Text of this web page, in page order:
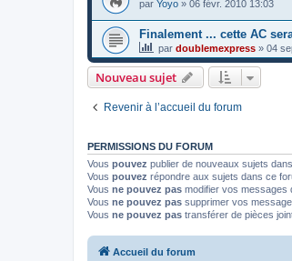
par Yoyo » 06 févr. 2010 13:03
Finalement ... cette AC
par doublemexpress » 04
Nouveau sujet
Revenir à l’accueil du forum
PERMISSIONS DU FORUM
Vous pouvez publier de nouveaux sujets
Vous pouvez répondre aux sujets dans ce
Vous ne pouvez pas modifier vos messages
Vous ne pouvez pas supprimer vos
Vous ne pouvez pas transférer de pièces
Accueil du forum